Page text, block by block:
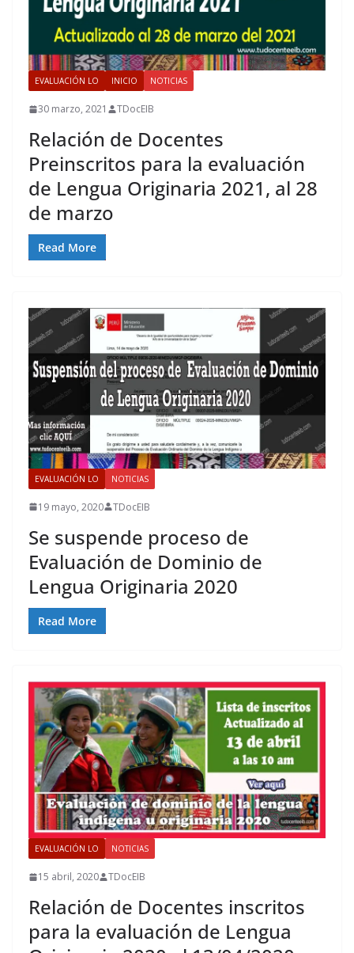
EVALUACIÓN LO INICIO NOTICIAS
30 marzo, 2021 TDocEIB
Relación de Docentes
Preinscritos para la evaluación
de Lengua Originaria 2021, al 28
de marzo
Read More
EVALUACIÓN LO NOTICIAS
19 mayo, 2020 TDocEIB
Se suspende proceso de
Evaluación de Dominio de
Lengua Originaria 2020
Read More
EVALUACIÓN LO NOTICIAS
15 abril, 2020 TDocEIB
Relación de Docentes inscritos
para la evaluación de Lengua